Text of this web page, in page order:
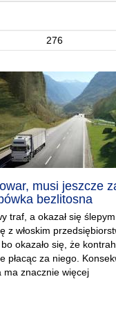
276
musi jeszcze
bezlitosna
traf, a okazał się
z włoskim
okazało się, że
płacąc za niego.
ma znacznie więcej